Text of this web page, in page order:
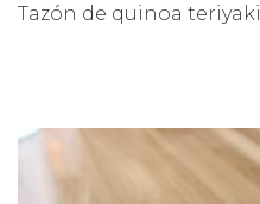
Tazón de quinoa teriyaki